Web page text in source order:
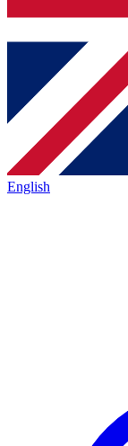
English